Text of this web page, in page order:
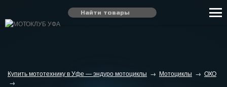
Купить мототехнику в Уфе — эндуро мотоциклы → Мотоциклы → OXO
→